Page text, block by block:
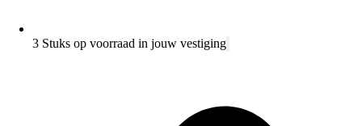
3 Stuks op voorraad in jouw vestiging